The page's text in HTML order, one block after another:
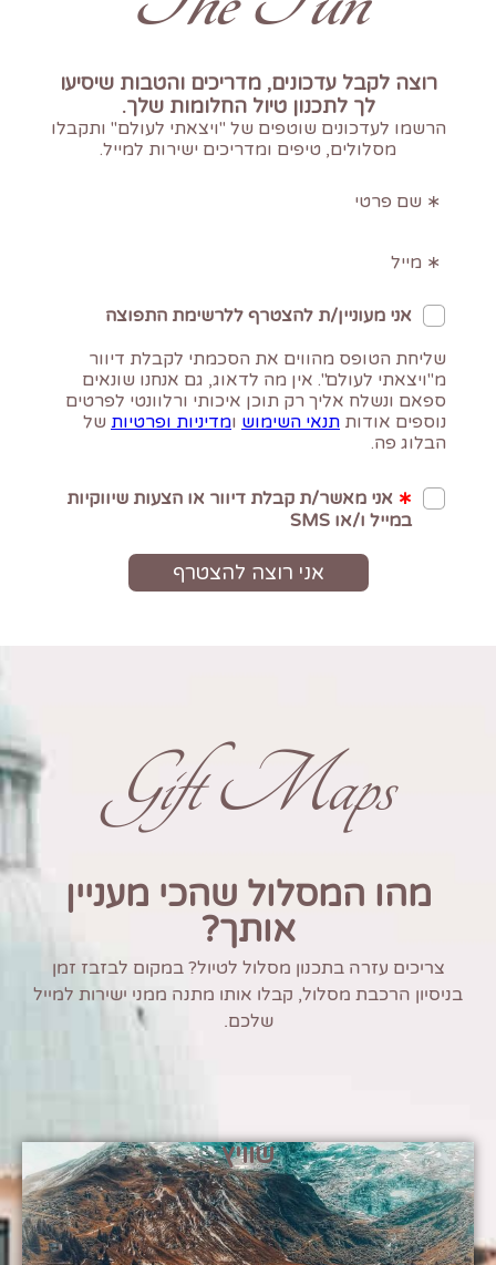
Gift Maps
מהו המסלול שהכי מעניין
אותך?
צריכים עזרה בתכנון מסלול לטיול? במקום לבזבז זמן
בניסיון הרכבת מסלול, קבלו אותו מתנה ממני ישירות למייל
שלכם.
שוויץ